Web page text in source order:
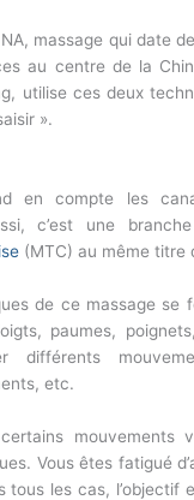
massage qui date
au centre de la
utilise ces deux
».
en compte les
c’est une
(MTC) au même titre
de ce massage se
paumes,
différents
etc.
mouvements
Vous êtes fatigué
tous les cas, l’objectif